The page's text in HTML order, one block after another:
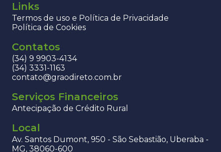
Links
Termos de uso e Política de Privacidade
Política de Cookies
Contatos
(34) 9 9903-4134
(34) 3331-1163
contato@graodireto.com.br
Serviços Financeiros
Antecipação de Crédito Rural
Local
Av. Santos Dumont, 950 - São Sebastião, Uberaba -
MG, 38060-600